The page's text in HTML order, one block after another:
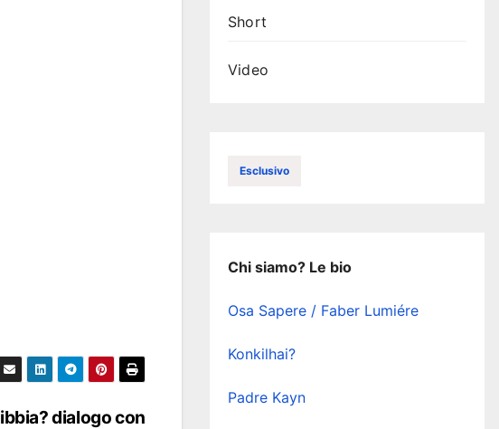
dialogo con
Short
Video
Esclusivo
Chi siamo? Le bio
Osa Sapere / Faber Lumiére
Konkilhai?
Padre Kayn